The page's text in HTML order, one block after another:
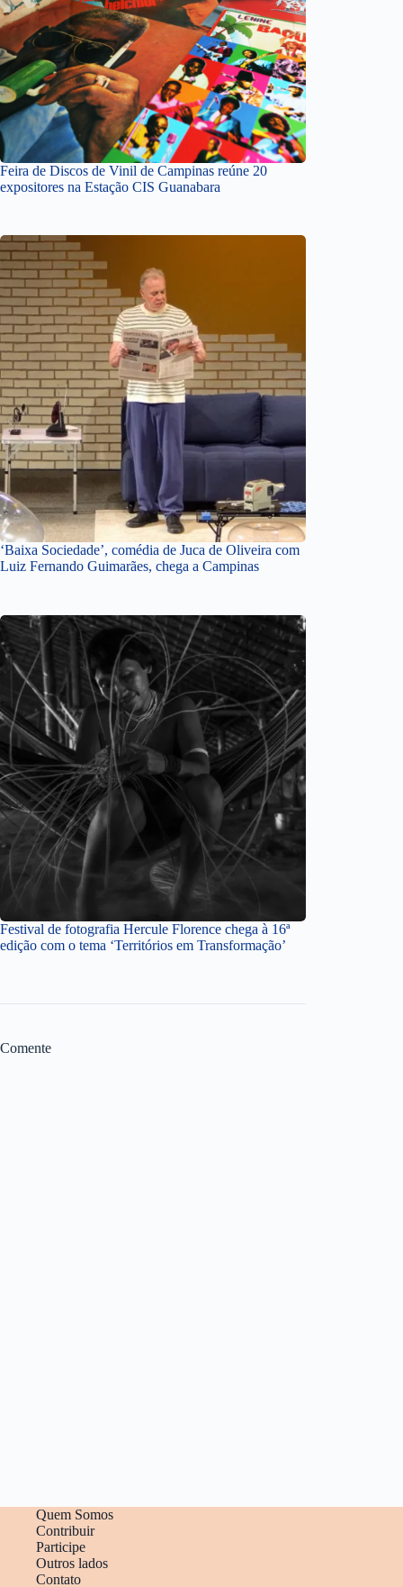
Feira de Discos de Vinil de Campinas reúne 20
expositores na Estação CIS Guanabara
‘Baixa Sociedade’, comédia de Juca de Oliveira com
Luiz Fernando Guimarães, chega a Campinas
Festival de fotografia Hercule Florence chega à 16ª
edição com o tema ‘Territórios em Transformação’
Comente
Quem Somos
Contribuir
Participe
Outros lados
Contato